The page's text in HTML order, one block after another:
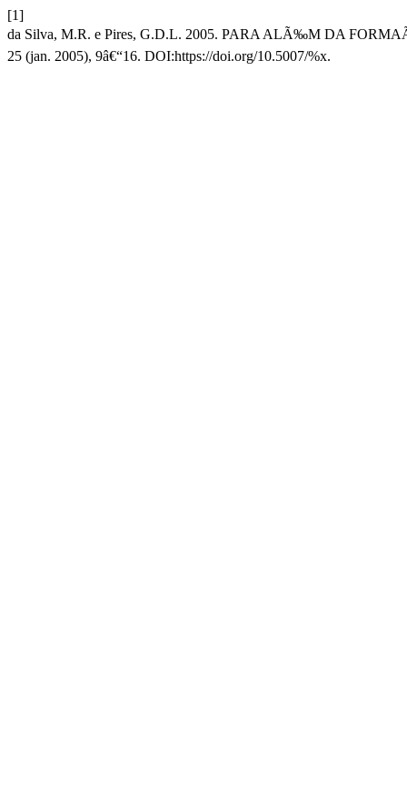
[1]
da Silva, M.R. e Pires, G.D.L. 2005. PARA ALÃ‰M DA
25 (jan. 2005), 9â€“16. DOI:https://doi.org/10.5007/%x.